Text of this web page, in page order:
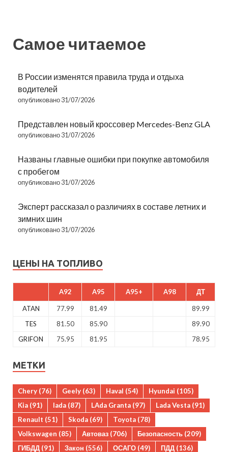
Самое читаемое
В России изменятся правила труда и отдыха
водителей
опубликовано 31/07/2026
Представлен новый кроссовер Mercedes-Benz GLA
опубликовано 31/07/2026
Названы главные ошибки при покупке автомобиля
с пробегом
опубликовано 31/07/2026
Эксперт рассказал о различиях в составе летних и
зимних шин
опубликовано 31/07/2026
ЦЕНЫ НА ТОПЛИВО
A92 A95 A95+ A98 ДТ
ATAN 77.99 81.49
89.99
TES
81.50 85.90
89.90
GRIFON
75.95 81.95 78.95
МЕТКИ
Chery (76) Geely (63) Haval (54) Hyundai (105)
Kia (91) lada (87) LAda Granta (97) Lada Vesta (91)
Renault (51) Skoda (69) Toyota (78)
Volkswagen (85) Автоваз (706) Безопасность (209)
ГИБДД (91) Закон (556) ОСАГО (49) ПДД (136)